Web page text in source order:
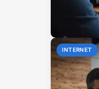
INTERNET